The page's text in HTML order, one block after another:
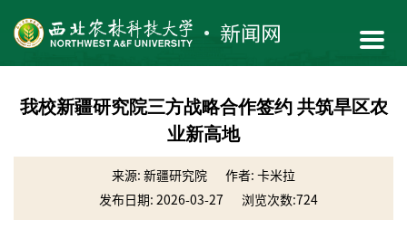
我校新疆研究院三方战略合作签约 共筑旱区农
业新高地
来源: 新疆研究院
作者: 卡米拉
发布日期: 2026-03-27
浏览次数: 724